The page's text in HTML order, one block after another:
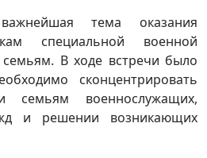
тема оказания
специальной военной
В ходе встречи было
сконцентрировать
военнослужащих,
и решении возникающих